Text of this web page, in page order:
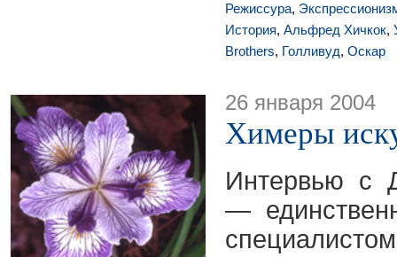
Режиссура,
История, Альфред Хичкок,
Brothers, Голливуд, Оскар
26 января 2004
Химеры
Интервью с
—